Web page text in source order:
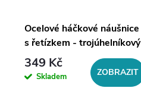
Ocelové háčkové náušnice
s řetízkem - trojúhelníkový
duet
349 Kč
Skladem ZOBRAZIT